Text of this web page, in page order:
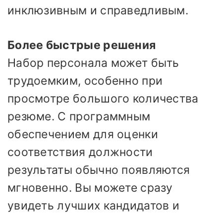
инклюзивным и справедливым.
Более быстрые решения
Набор персонала может быть
трудоемким, особенно при
просмотре большого количества
резюме. С программным
обеспечением для оценки
соответствия должности
результаты обычно появляются
мгновенно. Вы можете сразу
увидеть лучших кандидатов и